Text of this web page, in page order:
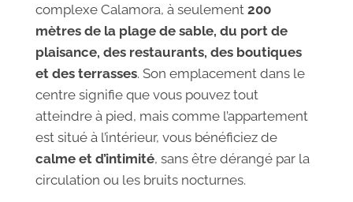
complexe Calamora, à seulement 200
mètres de la plage de sable, du port de
plaisance, des restaurants, des boutiques
et des terrasses. Son emplacement dans le
centre signifie que vous pouvez tout
atteindre à pied, mais comme l’appartement
est situé à l’intérieur, vous bénéficiez de
calme et d’intimité, sans être dérangé par la
circulation ou les bruits nocturnes.